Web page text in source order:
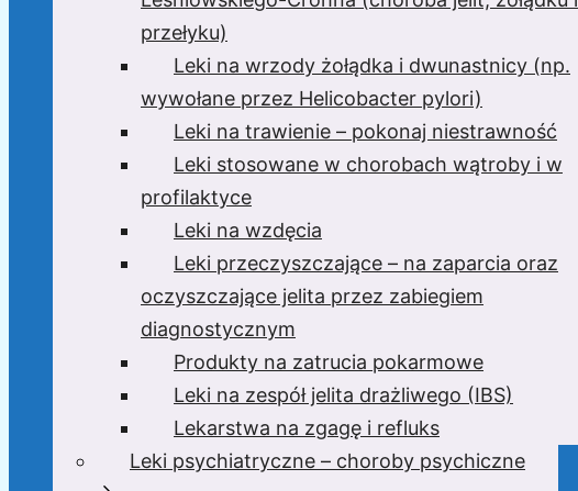
przełyku)
Leki na wrzody żołądka i dwunastnicy (np.
wywołane przez Helicobacter pylori)
Leki na trawienie – pokonaj niestrawność
Leki stosowane w chorobach wątroby i w
profilaktyce
Leki na wzdęcia
Leki przeczyszczające – na zaparcia oraz
oczyszczające jelita przez zabiegiem
diagnostycznym
Produkty na zatrucia pokarmowe
Leki na zespół jelita drażliwego (IBS)
Lekarstwa na zgagę i refluks
Leki psychiatryczne – choroby psychiczne